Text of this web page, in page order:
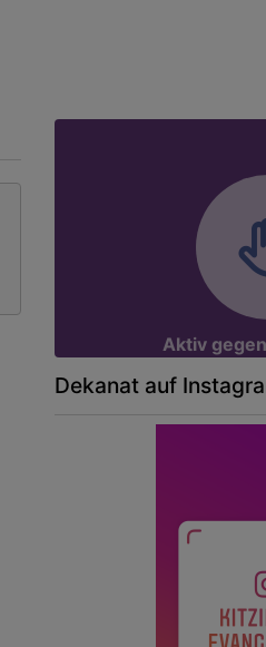
Aktiv
Dekanat auf